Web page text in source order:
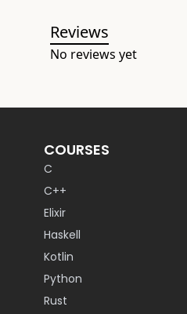
Reviews
No reviews yet
COURSES
C
C++
Elixir
Haskell
Kotlin
Python
Rust